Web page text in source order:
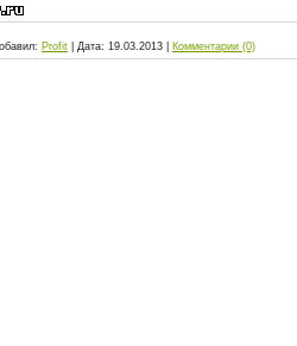
Profit Дата: 19.03.2013 Комментарии (0)